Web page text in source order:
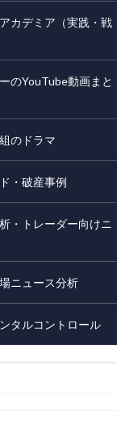
カデミア（実践・戦
のYouTube動画まと
のドラマ
・破産事例
・トレーダー向けニ
ニュース分析
タルコントロール